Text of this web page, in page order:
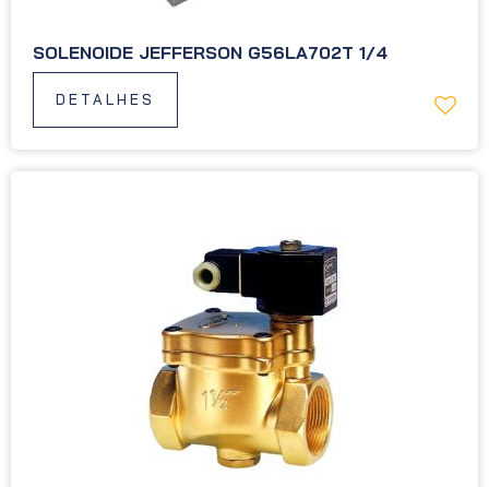
SOLENOIDE JEFFERSON G56LA702T 1/4
DETALHES